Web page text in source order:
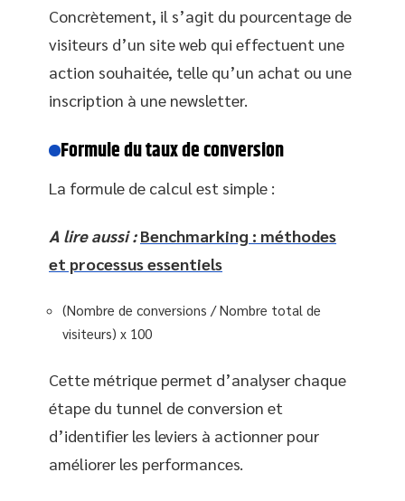
Concrètement, il s’agit du pourcentage de
visiteurs d’un site web qui effectuent une
action souhaitée, telle qu’un achat ou une
inscription à une newsletter.
Formule du taux de conversion
La formule de calcul est simple :
A lire aussi : Benchmarking : méthodes
et processus essentiels
(Nombre de conversions / Nombre total de
visiteurs) x 100
Cette métrique permet d’analyser chaque
étape du tunnel de conversion et
d’identifier les leviers à actionner pour
améliorer les performances.